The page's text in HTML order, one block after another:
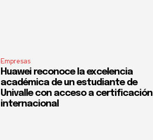
Empresas
Huawei reconoce la excelencia
académica de un estudiante de
Univalle con acceso a certificación
internacional